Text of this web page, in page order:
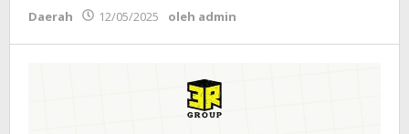
Daerah 12/05/2025 oleh admin